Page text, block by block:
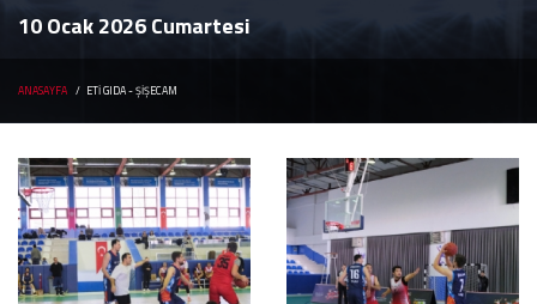
10 Ocak 2026 Cumartesi
ANASAYFA ETİ GIDA - ŞİŞECAM